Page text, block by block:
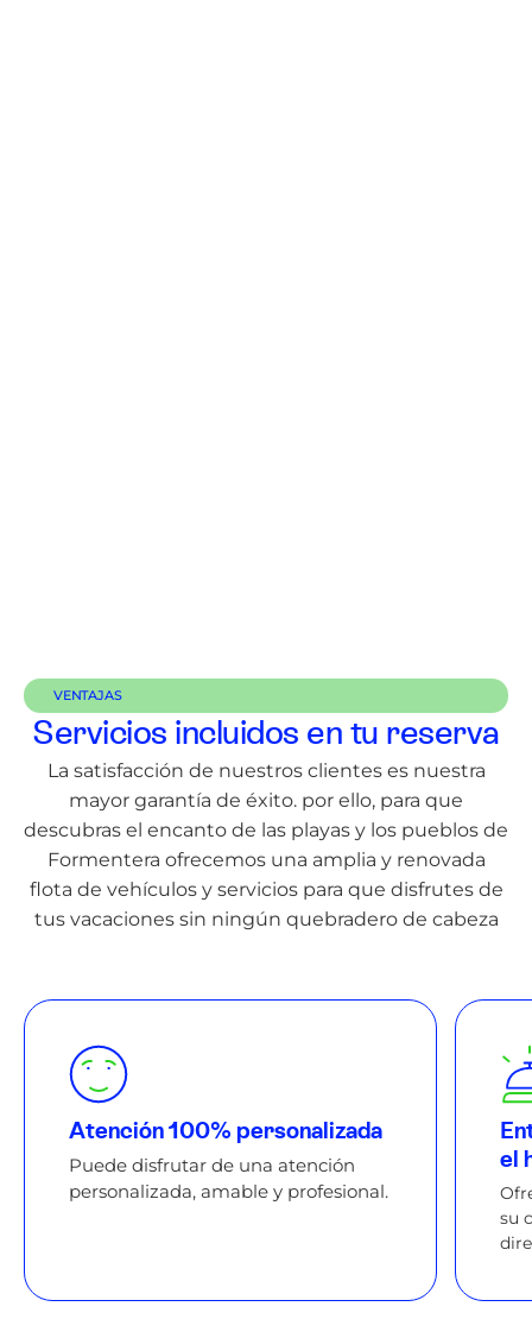
VENTAJAS
Servicios incluidos en tu reserva
La satisfacción de nuestros clientes es nuestra
mayor garantía de éxito. por ello, para que
descubras el encanto de las playas y los pueblos de
Formentera ofrecemos una amplia y renovada
flota de vehículos y servicios para que disfrutes de
tus vacaciones sin ningún quebradero de cabeza
Atención 100% personalizada
Puede disfrutar de una atención
personalizada, amable y profesional.
el
su